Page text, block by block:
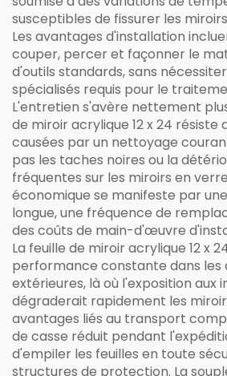
susceptibles de fissurer les
Les avantages d'installation
couper, percer et façonner le
d'outils standards, sans
spécialisés requis pour le
L'entretien s'avère nettement
de miroir acrylique 12 x 24 résiste
causées par un nettoyage
pas les taches noires ou la
fréquentes sur les miroirs en
économique se manifeste par
longue, une fréquence de
des coûts de main-d'œuvre
La feuille de miroir acrylique 12 x
performance constante dans les
extérieures, là où l'exposition aux
dégraderait rapidement les
avantages liés au transport
de casse réduit pendant
d'empiler les feuilles en toute
structures de protection. La